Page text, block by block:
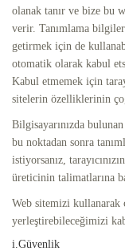
olanak tanır ve bize bu
verir. Tanımlama
getirmek için de
otomatik olarak kabul
Kabul etmemek için
sitelerin özelliklerinin
Bilgisayarınızda
bu noktadan sonra
istiyorsanız,
üreticinin talimatlarına
Web sitemizi kullanarak
yerleştirebileceğimizi
i.Güvenlik